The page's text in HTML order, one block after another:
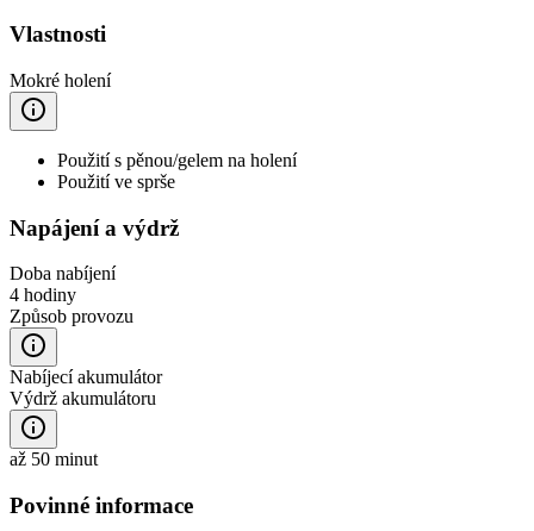
Vlastnosti
Mokré holení
Použití s pěnou/gelem na holení
Použití ve sprše
Napájení a výdrž
Doba nabíjení
4 hodiny
Způsob provozu
Nabíjecí akumulátor
Výdrž akumulátoru
až 50 minut
Povinné informace